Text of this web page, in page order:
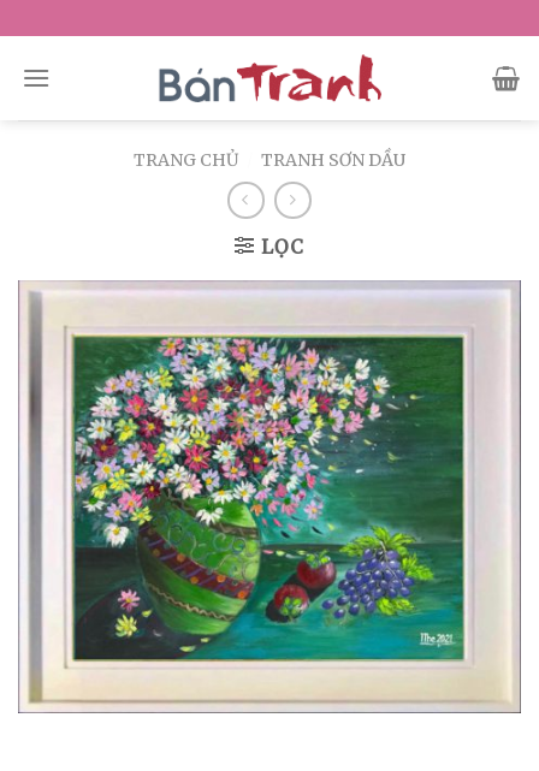
to
content
TRANG CHỦ TRANH SƠN DẦU
LỌC